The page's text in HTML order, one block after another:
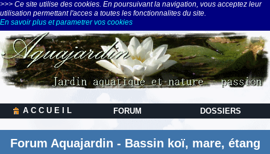
>>> Ce site utilise des cookies. En poursuivant la navigation, vous acceptez leur
utilisation permettant l'acces a toutes les fonctionnalites du site.
En savoir plus et parametrer vos cookies
A C C U E I L FORUM DOSSIERS
Forum Aquajardin - Bassin koï, mare, étang